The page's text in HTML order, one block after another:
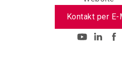
Kontakt per E-